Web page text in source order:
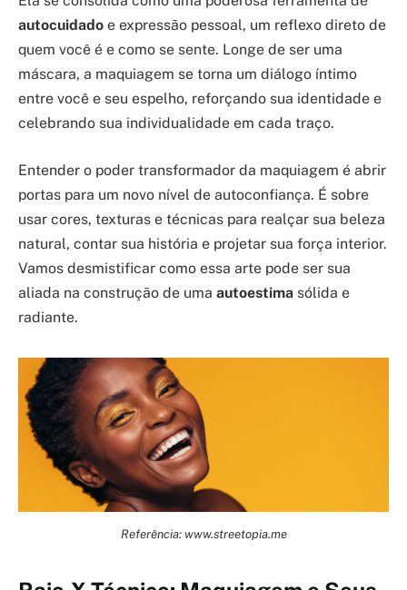
autocuidado e expressão pessoal, um reflexo direto de
quem você é e como se sente. Longe de ser uma
máscara, a maquiagem se torna um diálogo íntimo
entre você e seu espelho, reforçando sua identidade e
celebrando sua individualidade em cada traço.
Entender o poder transformador da maquiagem é abrir
portas para um novo nível de autoconfiança. É sobre
usar cores, texturas e técnicas para realçar sua beleza
natural, contar sua história e projetar sua força interior.
Vamos desmistificar como essa arte pode ser sua
aliada na construção de uma autoestima sólida e
radiante.
Referência: www.streetopia.me